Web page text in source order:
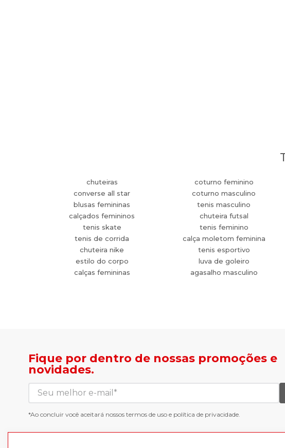
chuteiras
converse all star
blusas femininas
calçados femininos
tenis skate
tenis de corrida
chuteira nike
estilo do corpo
calças femininas
coturno feminino
coturno masculino
tenis masculino
chuteira futsal
tenis feminino
calça moletom feminina
tenis esportivo
luva de goleiro
agasalho masculino
Fique por dentro de nossas promoções e
novidades.
*Ao concluir você aceitará nossos termos de uso e política de privacidade.